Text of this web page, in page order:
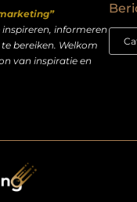
informeren
bereiken. Welkom
van inspiratie en